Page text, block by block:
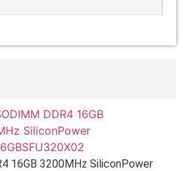
16GB 3200MHz SiliconPower